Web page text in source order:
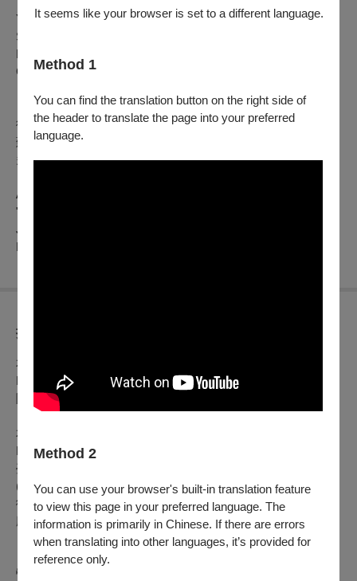
It seems like your browser is set to a different language.
Method 1
You can find the translation button on the right side of
the header to translate the page into your preferred
language.
Method 2
You can use your browser's built-in translation feature
to view this page in your preferred language. The
information is primarily in Chinese. If there are errors
when translating into other languages, it’s provided for
reference only.
Yi-Ju Chen, Wen-Tso Chen, violin
Szu-Chi Li, viola
Pin-Wei Su, cello
Chung-Hua Weng, piano
【演出曲目】
德沃札克：第十二號F大調絃樂四重奏《美國》，作品96
蘇克：C小調鋼琴三重奏，作品2
多赫南尼：第二號降E小調鋼琴五重奏，作品26
Antonín Dvořák: String Quartet No. 12 in F major, Op.96,
"American"
Josef Suk: Piano Trio in C minor, Op.2
Ernst von Dohnányi: Piano Quintet No. 2 in E-flat minor, Op.26
折扣方案
本節目預購優惠：2023/8/8(二)12:00起~8/15(二)11:59止
NSO之友&愛樂知青享8折、廳院人享8折、廳院迷享8折(含身
障、敬老會員)
本節目啟售日期：2023/8/15(二)12:00
NSO之友&愛樂知青享9折、廳院人享9折、廳院迷享9折
臺中國家歌劇院會員享9折、臺中國家歌劇院學生會員享75折
(限1張)
衛武營國家藝術文化中心會員9折
廳院青享75折(限1張)
「成年禮金5折優惠」：於OPENTIX網站或APP全額使用文化
幣支付，席次有限，售完為止。